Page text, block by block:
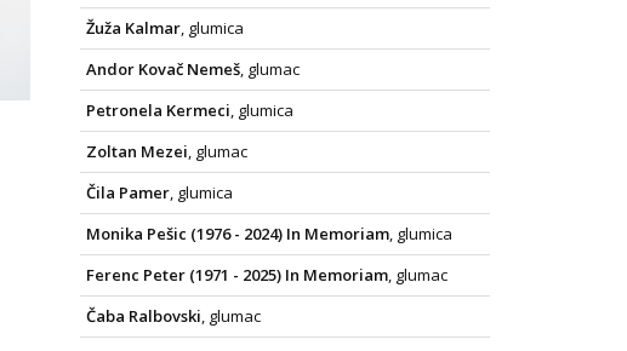
Žuža Kalmar, glumica
Andor Kovač Nemeš, glumac
Petronela Kermeci, glumica
Zoltan Mezei, glumac
Čila Pamer, glumica
Monika Pešic (1976 - 2024) In Memoriam, glumica
Ferenc Peter (1971 - 2025) In Memoriam, glumac
Čaba Ralbovski, glumac